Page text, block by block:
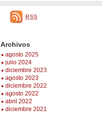
RSS
Archivos
agosto 2025
julio 2024
diciembre 2023
agosto 2023
diciembre 2022
agosto 2022
abril 2022
diciembre 2021